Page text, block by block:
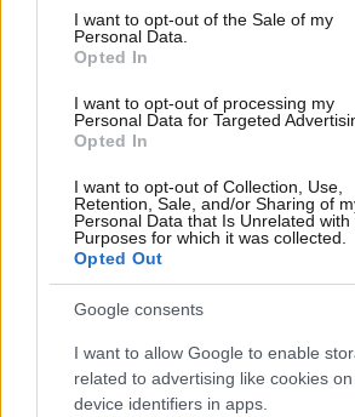
consent section.
I want to opt-out of the Sale of my
Personal Data.
Opted In
I want to opt-out of processing my
Personal Data for Targeted
Opted In
I want to opt-out of Collection, Use,
Retention, Sale, and/or Sharing of
Personal Data that Is Unrelated with
Purposes for which it was collected.
Opted Out
Google consents
I want to allow Google to enable
related to advertising like cookies
device identifiers in apps.
MARKET NEWS
Εργοθεραπεία,